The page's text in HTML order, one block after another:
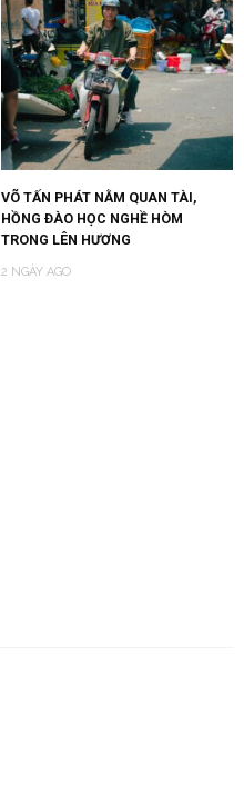
VÕ TẤN PHÁT NẰM QUAN TÀI,
HỒNG ĐÀO HỌC NGHỀ HÒM
TRONG LÊN HƯƠNG
2 NGÀY AGO